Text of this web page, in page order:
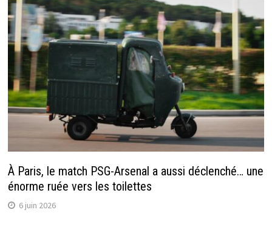
À Paris, le match PSG-Arsenal a aussi déclenché… une
énorme ruée vers les toilettes
6 juin 2026